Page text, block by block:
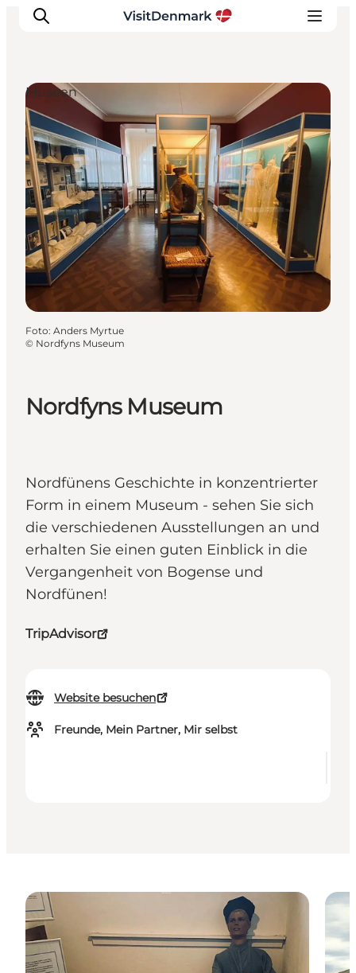
Inspiration
Regionen
Erlebnisse
Unterkünfte
Reiseplanung
Nordfyns Museum
Nordfünens Geschichte in konzentrierter
Form in einem Museum - sehen Sie sich
die verschiedenen Ausstellungen an und
erhalten Sie einen guten Einblick in die
Vergangenheit von Bogense und
Nordfünen!
TripAdvisor
Website besuchen
Freunde, Mein Partner, Mir selbst
Museen
Foto: Anders Myrtue
© Nordfyns Museum